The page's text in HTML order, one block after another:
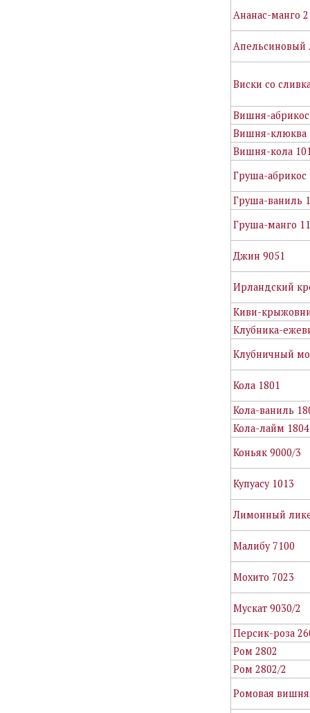
Ананас-манго
Апельсиновый
Виски со
Вишня-
Вишня-клюква
Вишня-кола
Груша-абрикос
Груша-ваниль
Груша-манго
Джин 9051
Ирландский
Киви-
Клубника-
Клубничный
Кола 1801
Кола-ваниль
Кола-лайм 1804
Коньяк 9000/3
Купуасу 1013
Лимонный
Малибу 7100
Мохито 7023
Мускат 9030/2
Персик-роза
Ром 2802
Ром 2802/2
Ромовая